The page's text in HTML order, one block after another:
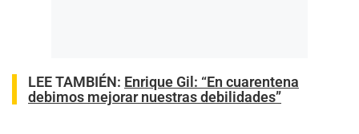
LEE TAMBIÉN: Enrique Gil: “En cuarentena
debimos mejorar nuestras debilidades”